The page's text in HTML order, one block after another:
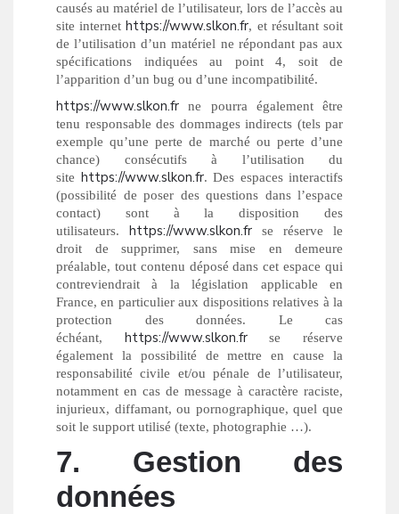
causés au matériel de l’utilisateur, lors de l’accès au
site internet https://www.slkon.fr, et résultant soit
de l’utilisation d’un matériel ne répondant pas aux
spécifications indiquées au point 4, soit de
l’apparition d’un bug ou d’une incompatibilité.
https://www.slkon.fr ne pourra également être
tenu responsable des dommages indirects (tels par
exemple qu’une perte de marché ou perte d’une
chance) consécutifs à l’utilisation du
site https://www.slkon.fr. Des espaces interactifs
(possibilité de poser des questions dans l’espace
contact) sont à la disposition des
utilisateurs. https://www.slkon.fr se réserve le
droit de supprimer, sans mise en demeure
préalable, tout contenu déposé dans cet espace qui
contreviendrait à la législation applicable en
France, en particulier aux dispositions relatives à la
protection des données. Le cas
échéant, https://www.slkon.frse réserve
également la possibilité de mettre en cause la
responsabilité civile et/ou pénale de l’utilisateur,
notamment en cas de message à caractère raciste,
injurieux, diffamant, ou pornographique, quel que
soit le support utilisé (texte, photographie …).
7. Gestion des
données